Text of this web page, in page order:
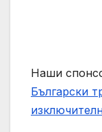
Наши
Български